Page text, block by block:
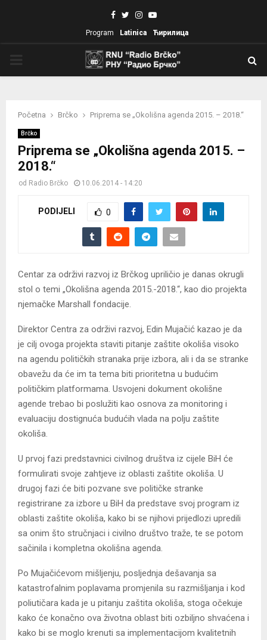
Facebook
TwitterInstagram
Youtube
Program Latinica Ћирилица
Početna Brčko Priprema se „Okolišna agenda 2015. – 2018.“
Brčko
Priprema se „Okolišna agenda 2015. –
2018.“
od Radio Brčko 10.06.2014 - 14:20
PODIJELI 0
Centar za održivi razvoj iz Brčkog upriličio je danas okrugli
stol o temi „Okolišna agenda 2015.-2018.“, kao dio projekta
njemačke Marshall fondacije.
Direktor Centra za održivi razvoj, Edin Mujačić kazao je da
je cilj ovoga projekta staviti pitanje zaštite okoliša visoko
na agendu političkih stranaka prije izbora, ali i da se stranke
obavežu da će im ta tema biti prioritetna u budućim
političkim platformama. Usvojeni dokument okolišne
agende trebao bi poslužiti kao osnova za monitoring i
evaluaciju dostignuća budućih vlada na polju zaštite
okoliša.
U prvoj fazi predstavnici civilnog društva iz cijele BiH će
formulirati svoje zahtjeve iz oblasti zaštite okoliša. U
drugoj fazi će biti pozvane sve političke stranke
registrirane za izbore u BiH da predstave svoj program iz
oblasti zaštite okoliša, kako bi se njihovi prijedlozi upredili
sa onim što stručnjaci i civilno društvo traže, te se potom
sačinila i kompletna okolišna agenda.
Po Mujačićevom mišljenju, posljednja dešavanja sa
katastrofalnim poplavama promjenila su razmišljanja i kod
poliutičara kada je u pitanju zaštita okoliša, stoga očekuje
kako će konačno ova životna oblast biti ozbiljno shvaćena i
kako bi se moglo krenuti sa implementacijom kvalitetnih